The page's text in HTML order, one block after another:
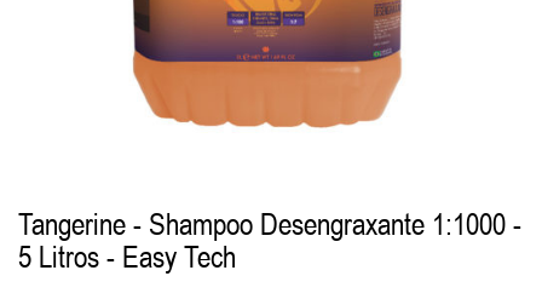
Tangerine - Shampoo Desengraxante 1:1000 -
5 Litros - Easy Tech